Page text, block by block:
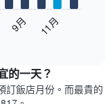
9月 11月
的一天？
訂飯店月份。而最貴的